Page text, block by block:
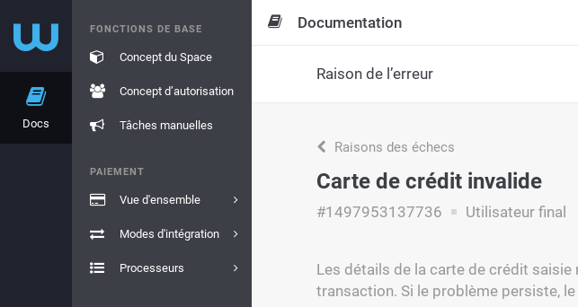
Docs
FONCTIONS DE BASE
Concept du Space
Concept d’autorisation
Tâches manuelles
PAIEMENT
Vue d'ensemble
Modes d'intégration
Processeurs
Documentation
Raison de l’erreur
Raisons des échecs
Carte de crédit invalide
#1497953137736 Utilisateur final
Les détails de la carte de crédit
transaction. Si le problème persiste,